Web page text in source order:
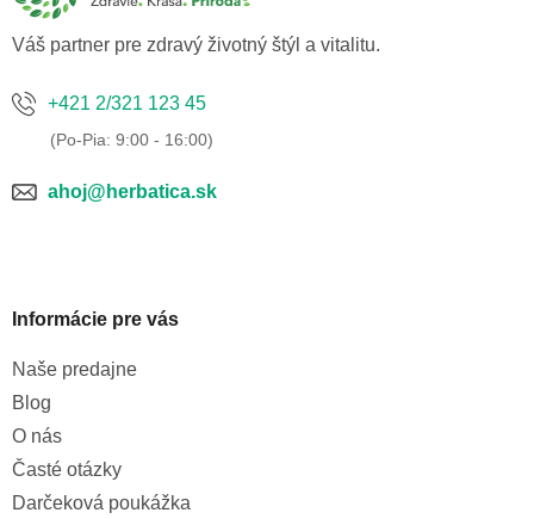
Váš partner pre zdravý životný štýl a vitalitu.
+421 2/321 123 45
ahoj@herbatica.sk
Informácie pre vás
Naše predajne
Blog
O nás
Časté otázky
Darčeková poukážka